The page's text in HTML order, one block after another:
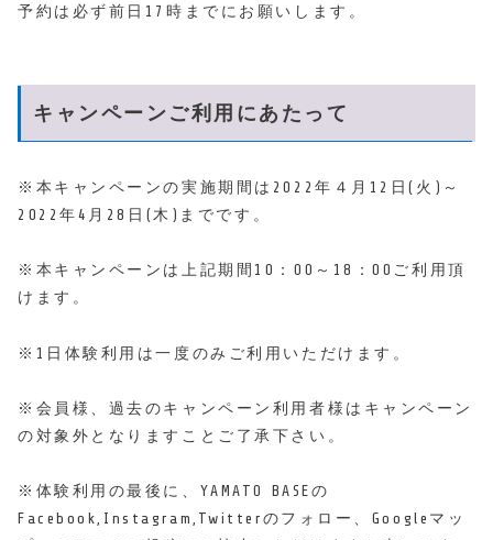
予約は必ず前日17時までにお願いします。
キャンペーンご利用にあたって
※本キャンペーンの実施期間は2022年４月12日(火)～
2022年4月28日(木)までです。
※本キャンペーンは上記期間10：00～18：00ご利用頂
けます。
※1日体験利用は一度のみご利用いただけます。
※会員様、過去のキャンペーン利用者様はキャンペーン
の対象外となりますことご了承下さい。
※体験利用の最後に、YAMATO BASEの
Facebook,Instagram,Twitterのフォロー、Googleマッ